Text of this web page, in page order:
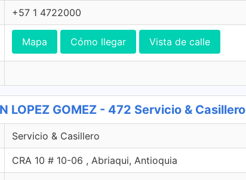
+57 1 4722000
Mapa Cómo llegar Vista de calle
LOPEZ GOMEZ - 472 Servicio & Casillero
Servicio & Casillero
CRA 10 # 10-06 , Abriaqui, Antioquia